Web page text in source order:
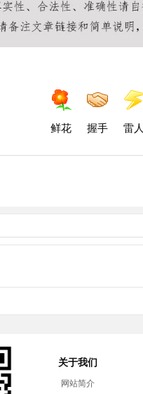
鲜花 握手 雷
关于我们
网站简介